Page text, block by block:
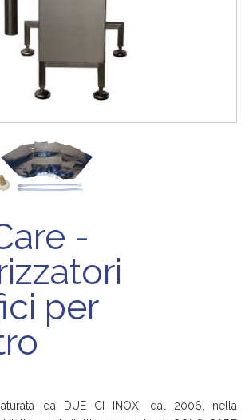
-
per
da DUE CI INOX, dal 2006, nella